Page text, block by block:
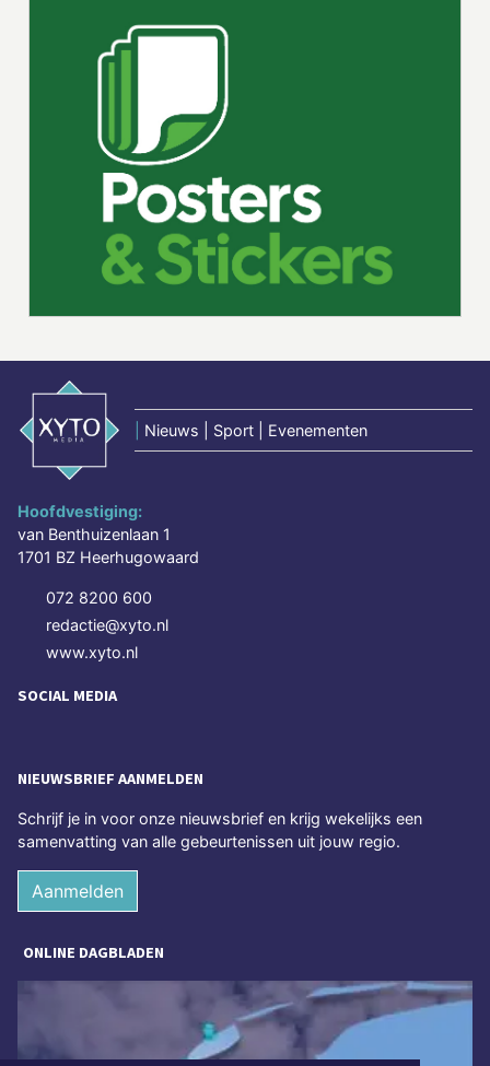
Nieuws | Sport | Evenementen
Hoofdvestiging:
van Benthuizenlaan 1
1701 BZ Heerhugowaard
072 8200 600
redactie@xyto.nl
www.xyto.nl
SOCIAL MEDIA
NIEUWSBRIEF AANMELDEN
Schrijf je in voor onze nieuwsbrief en krijg wekelijks een
samenvatting van alle gebeurtenissen uit jouw regio.
Aanmelden
ONLINE DAGBLADEN